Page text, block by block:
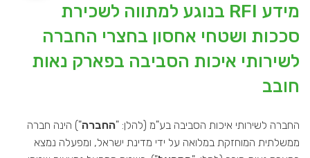
מידע RFI בנוגע למתווה לשכירת
סככות ושטחי אחסון בחצרי החברה
לשירותי איכות הסביבה בפארק נאות
חובב
החברה לשירותי איכות הסביבה בע"מ (להלן: "החברה") הינה חברה
ממשלתית המוחזקת במלואה על ידי מדינת ישראל, ומפעלה נמצא